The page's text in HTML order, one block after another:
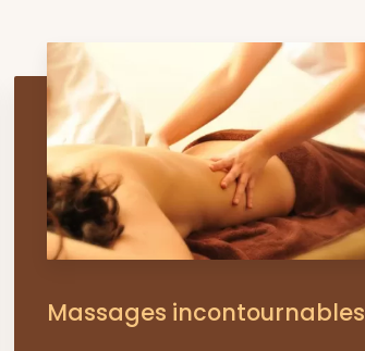
Massages incontournables